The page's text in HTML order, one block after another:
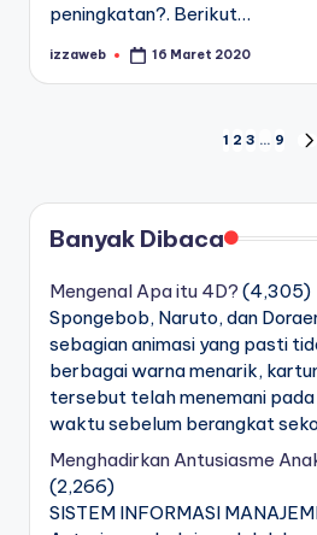
peningkatan?. Berikut…
Posted
izzaweb 16 Maret 2020
pos
1 2 3 … 9
Banyak Dibaca
Mengenal Apa itu 4D? (4,305)
Spongebob, Naruto, dan
sebagian animasi yang pasti
berbagai warna menarik,
tersebut telah menemani
waktu sebelum berangkat
Menghadirkan Antusiasme
(2,266)
SISTEM INFORMASI